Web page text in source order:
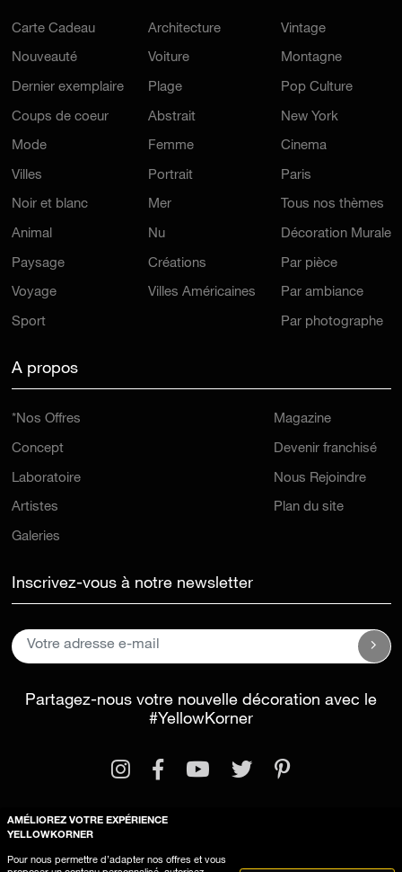
Carte Cadeau
Nouveauté
Dernier exemplaire
Coups de coeur
Mode
Villes
Noir et blanc
Animal
Paysage
Voyage
Sport
Architecture
Voiture
Plage
Abstrait
Femme
Portrait
Mer
Nu
Créations
Villes Américaines
Vintage
Montagne
Pop Culture
New York
Cinema
Paris
Tous nos thèmes
Décoration Murale
Par pièce
Par ambiance
Par photographe
A propos
*Nos Offres
Concept
Laboratoire
Artistes
Galeries
Magazine
Devenir franchisé
Nous Rejoindre
Plan du site
Inscrivez-vous à notre newsletter
Partagez-nous votre nouvelle décoration avec le
#YellowKorner
Mentions légalesConditions générales d'utilisation
AMÉLIOREZ VOTRE EXPÉRIENCE
YELLOWKORNER
Pour nous permettre d’adapter nos offres et vous